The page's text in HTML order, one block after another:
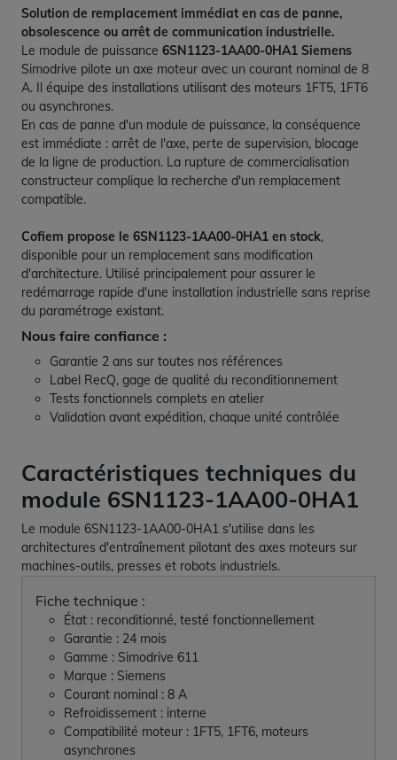
Solution de remplacement immédiat en cas de panne,
obsolescence ou arrêt de communication industrielle.
Le module de puissance 6SN1123-1AA00-0HA1 Siemens
Simodrive pilote un axe moteur avec un courant nominal de 8
A. Il équipe des installations utilisant des moteurs 1FT5, 1FT6
ou asynchrones.
En cas de panne d'un module de puissance, la conséquence
est immédiate : arrêt de l'axe, perte de supervision, blocage
de la ligne de production. La rupture de commercialisation
constructeur complique la recherche d'un remplacement
compatible.
Cofiem propose le 6SN1123-1AA00-0HA1 en stock,
disponible pour un remplacement sans modification
d'architecture. Utilisé principalement pour assurer le
redémarrage rapide d'une installation industrielle sans reprise
du paramétrage existant.
Nous faire confiance :
Garantie 2 ans sur toutes nos références
Label RecQ, gage de qualité du reconditionnement
Tests fonctionnels complets en atelier
Validation avant expédition, chaque unité contrôlée
Caractéristiques techniques du
module 6SN1123-1AA00-0HA1
Le module 6SN1123-1AA00-0HA1 s'utilise dans les
architectures d'entraînement pilotant des axes moteurs sur
machines-outils, presses et robots industriels.
Fiche technique :
État : reconditionné, testé fonctionnellement
Garantie : 24 mois
Gamme : Simodrive 611
Marque : Siemens
Courant nominal : 8 A
Refroidissement : interne
Compatibilité moteur : 1FT5, 1FT6, moteurs
asynchrones